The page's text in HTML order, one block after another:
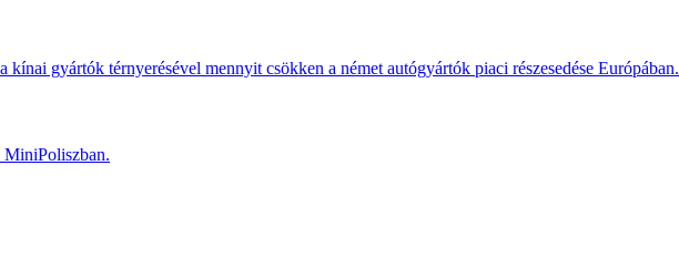
gyártók térnyerésével mennyit csökken a német autógyártók piaci részesedése Európában.
MiniPoliszban.